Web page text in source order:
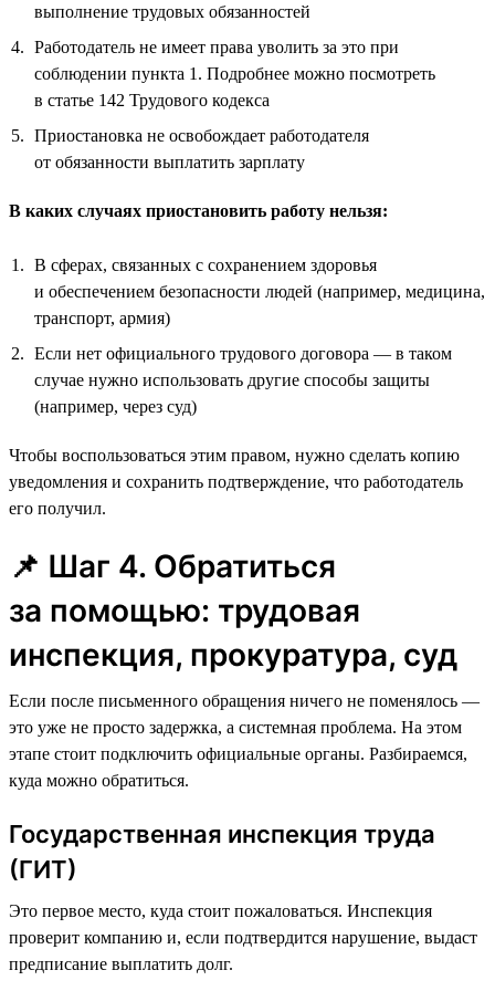
выполнение трудовых обязанностей
Работодатель не имеет права уволить за это при
соблюдении пункта 1. Подробнее можно посмотреть
в статье 142 Трудового кодекса
Приостановка не освобождает работодателя
от обязанности выплатить зарплату
В каких случаях приостановить работу нельзя:
В сферах, связанных с сохранением здоровья
и обеспечением безопасности людей (например, медицина,
транспорт, армия)
Если нет официального трудового договора — в таком
случае нужно использовать другие способы защиты
(например, через суд)
Чтобы воспользоваться этим правом, нужно сделать копию
уведомления и сохранить подтверждение, что работодатель
его получил.
📌 Шаг 4. Обратиться
за помощью: трудовая
инспекция, прокуратура, суд
Если после письменного обращения ничего не поменялось —
это уже не просто задержка, а системная проблема. На этом
этапе стоит подключить официальные органы. Разбираемся,
куда можно обратиться.
Государственная инспекция труда
(ГИТ)
Это первое место, куда стоит пожаловаться. Инспекция
проверит компанию и, если подтвердится нарушение, выдаст
предписание выплатить долг.